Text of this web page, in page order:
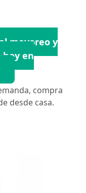
mayoreo y
hoy en
compra
desde casa.